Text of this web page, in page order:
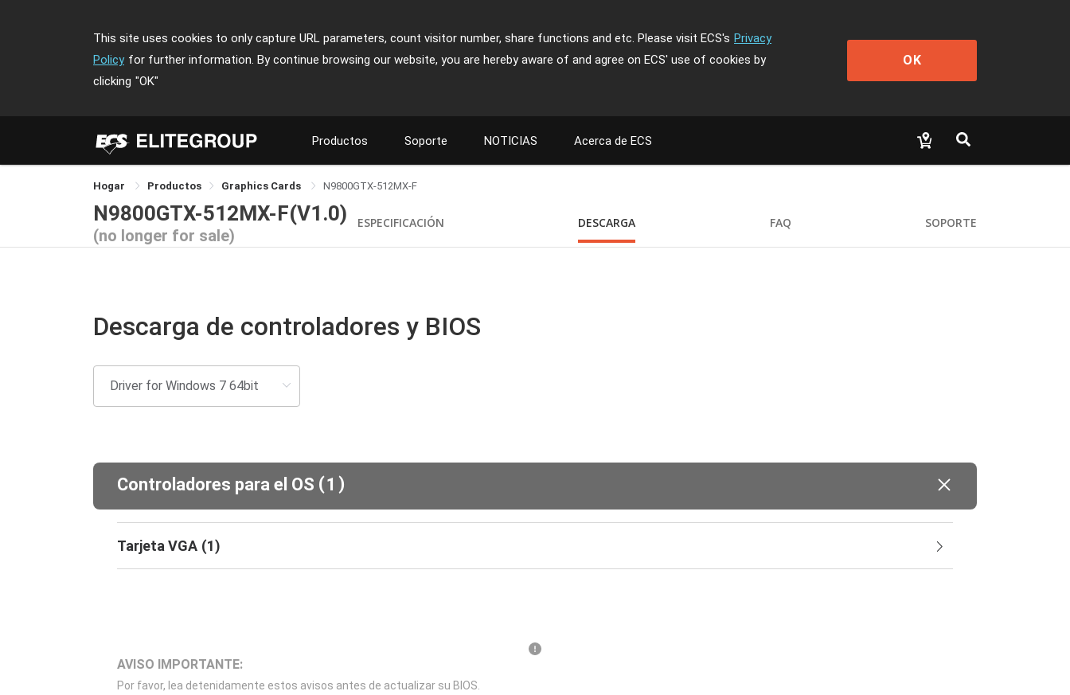
This site uses cookies to only capture URL parameters, count visitor number, share functions and etc. Please visit ECS's Privacy
Policy for further information. By continue browsing our website, you are hereby aware of and agree on ECS' use of cookies by
clicking "OK"
OK
Productos Soporte NOTICIAS Acerca de ECS
Hogar Productos Graphics Cards N9800GTX-512MX-F
N9800GTX-512MX-F(V1.0)
(no longer for sale)
ESPECIFICACIÓN DESCARGA FAQ SOPORTE
Descarga de controladores y BIOS
Controladores para el OS (1 )
Tarjeta VGA (1)
AVISO IMPORTANTE:
Por favor, lea detenidamente estos avisos antes de actualizar su BIOS.